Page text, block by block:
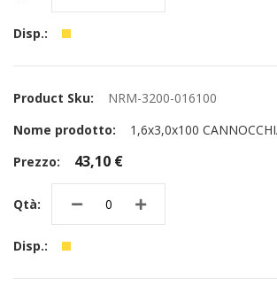
NRM-3200-016100
1,6x3,0x100
43,10 €